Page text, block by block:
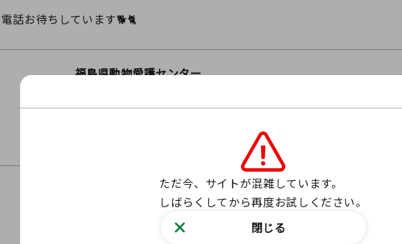
話お待ちしています🐕🐈
福島県動物愛護センター
〒963-7732 福島県田村郡三春町大字上舞木字向田17番
ニュースを探す
ただ今、サイトが混雑しています。
しばらくしてから再度お試しください。
閉じる